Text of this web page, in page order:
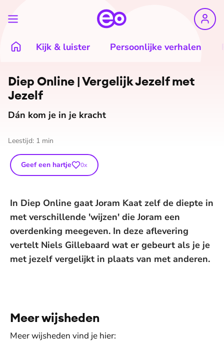
Kijk & luister Persoonlijke verhalen
Diep Online | Vergelijk Jezelf met
Jezelf
Dán kom je in je kracht
Leestijd: 1 min
Geef een hartje 0x
In Diep Online gaat Joram Kaat zelf de diepte in
met verschillende 'wijzen' die Joram een
overdenking meegeven. In deze aflevering
vertelt Niels Gillebaard wat er gebeurt als je je
met jezelf vergelijkt in plaats van met anderen.
Meer wijsheden
Meer wijsheden vind je hier: